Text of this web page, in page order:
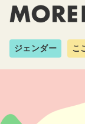
ジェンダー こ